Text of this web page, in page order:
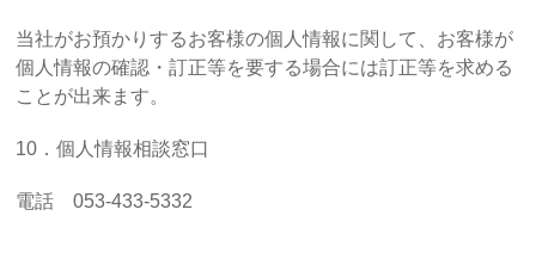
当社がお預かりするお客様の個人情報に関して、お客様が
個人情報の確認・訂正等を要する場合には訂正等を求める
ことが出来ます。
10．個人情報相談窓口
電話 053-433-5332